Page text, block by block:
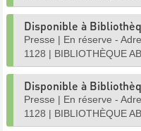
Disponible à
Presse | En réserve -
1128 | BIBLIOTHÈQUE
Disponible à
Presse | En réserve -
1128 | BIBLIOTHÈQUE